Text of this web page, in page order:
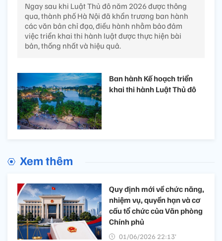
Ngay sau khi Luật Thủ đô năm 2026 được thông
qua, thành phố Hà Nội đã khẩn trương ban hành
các văn bản chỉ đạo, điều hành nhằm bảo đảm
việc triển khai thi hành luật được thực hiện bài
bản, thống nhất và hiệu quả.
Ban hành Kế hoạch triển
khai thi hành Luật Thủ đô
Xem thêm
Quy định mới về chức năng,
nhiệm vụ, quyền hạn và cơ
cấu tổ chức của Văn phòng
Chính phủ
01/06/2026 22:13’